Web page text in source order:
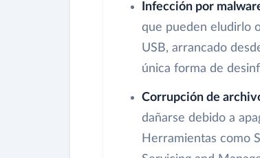
Infección por
que pueden eludirlo
USB, arrancado
única forma de
Corrupción de
dañarse debido a
Herramientas como